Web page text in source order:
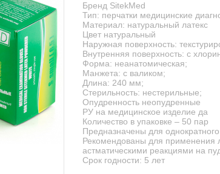
Бренд SitekMed
Тип: перчатки медицинские
Материал: натуральный латекс
Цвет натуральный
Наружная поверхность:
Внутренняя поверхность: с
Форма: неанатомическая;
Манжета: с валиком;
Длина: 240 мм;
Стерильность: нестерильные;
Опудренность неопудренные
РУ на медицинское изделие да
Количество в упаковке – 50 пар
Предназначены для
Рекомендованы для
астматическими реакциями на
Срок годности: 5 лет